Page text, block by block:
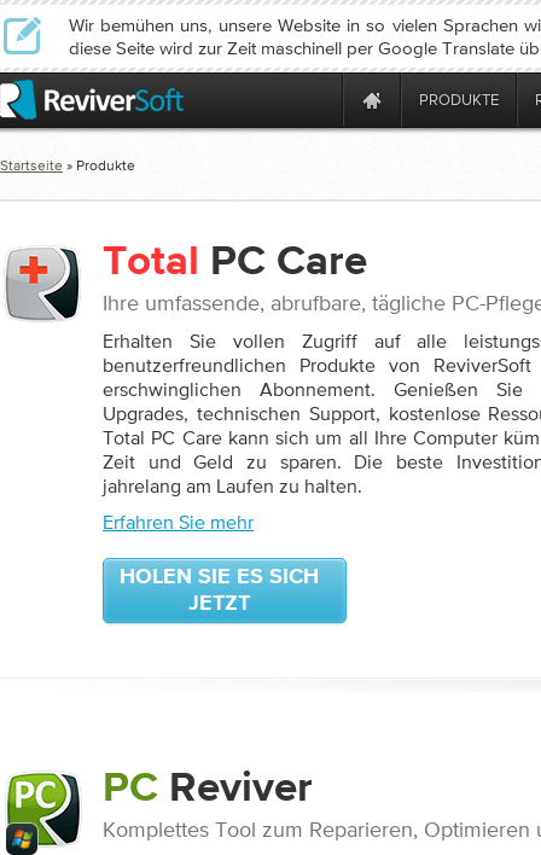
Wir bemühen uns, unsere Website in so vielen Sprachen
diese Seite wird zur Zeit maschinell per Google Translate
PRODUKTE
Startseite » Produkte
Total PC Care
Ihre umfassende, abrufbare, tägliche PC-
Erhalten Sie vollen Zugriff auf alle
benutzerfreundlichen Produkte von
erschwinglichen Abonnement. Genießen Sie
Upgrades, technischen Support, kostenlose
Total PC Care kann sich um all Ihre Computer
Zeit und Geld zu sparen. Die beste
jahrelang am Laufen zu halten.
Erfahren Sie mehr
HOLEN SIE ES SICH
JETZT
PC Reviver
Komplettes Tool zum Reparieren, Optimieren